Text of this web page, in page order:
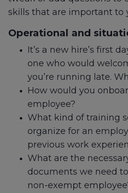
skills that are important to
Operational and
It’s a new hire’s first
one who would
you’re running late.
How would you
employee?
What kind of training
organize for an
previous work
What are the
documents we need
non-exempt